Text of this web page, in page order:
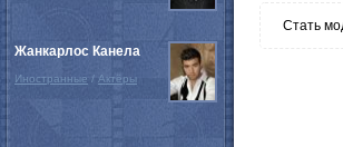
Стать
Жанкарлос Канела
Иностранные / Актёры